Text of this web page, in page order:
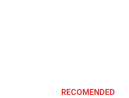
RECOMENDED